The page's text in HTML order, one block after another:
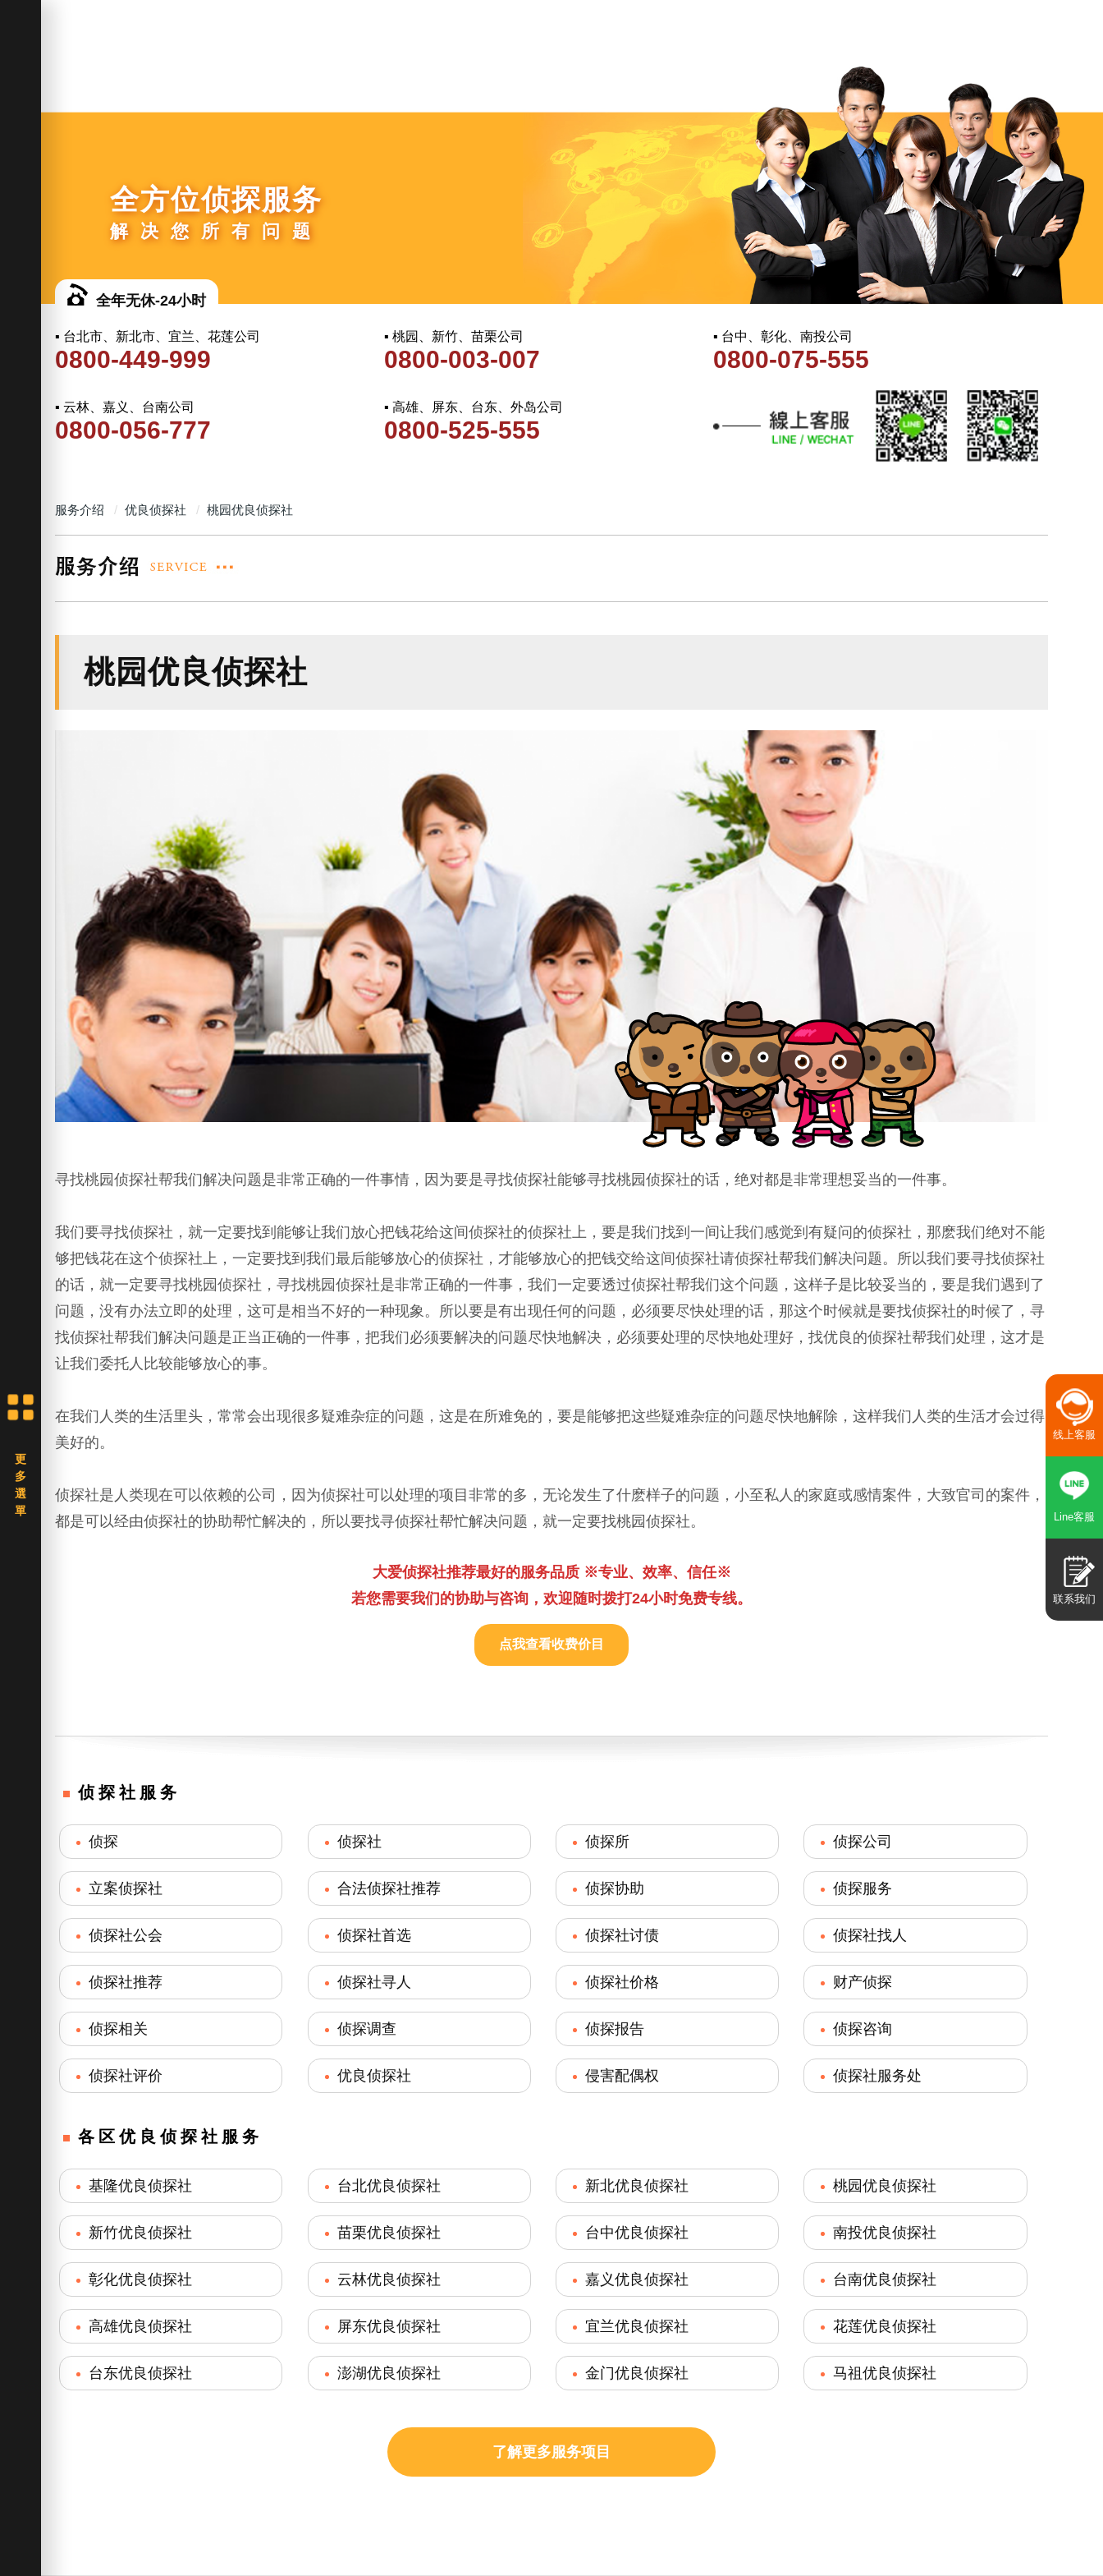
全方位侦探服务
解决您所有问题
全年无休-24小时
▪ 台北市、新北市、宜兰、花莲公司
0800-449-999
▪ 桃园、新竹、苗栗公司
0800-003-007
▪ 台中、彰化、南投公司
0800-075-555
▪ 云林、嘉义、台南公司
0800-056-777
▪ 高雄、屏东、台东、外岛公司
0800-525-555
服务介绍 优良侦探社 桃园优良侦探社
桃园优良侦探社
寻找桃园侦探社帮我们解决问题是非常正确的一件事情，因为要是寻找侦探社能够寻找桃园侦探社的话，绝对都是非常理想妥当的一件事。
我们要寻找侦探社，就一定要找到能够让我们放心把钱花给这间侦探社的侦探社上，要是我们找到一间让我们感觉到有疑问的侦探社，那麽我们绝对不能
够把钱花在这个侦探社上，一定要找到我们最后能够放心的侦探社，才能够放心的把钱交给这间侦探社请侦探社帮我们解决问题。所以我们要寻找侦探社
的话，就一定要寻找桃园侦探社，寻找桃园侦探社是非常正确的一件事，我们一定要透过侦探社帮我们这个问题，这样子是比较妥当的，要是我们遇到了
问题，没有办法立即的处理，这可是相当不好的一种现象。所以要是有出现任何的问题，必须要尽快处理的话，那这个时候就是要找侦探社的时候了，寻
找侦探社帮我们解决问题是正当正确的一件事，把我们必须要解决的问题尽快地解决，必须要处理的尽快地处理好，找优良的侦探社帮我们处理，这才是
让我们委托人比较能够放心的事。
在我们人类的生活里头，常常会出现很多疑难杂症的问题，这是在所难免的，要是能够把这些疑难杂症的问题尽快地解除，这样我们人类的生活才会过得
美好的。
侦探社是人类现在可以依赖的公司，因为侦探社可以处理的项目非常的多，无论发生了什麽样子的问题，小至私人的家庭或感情案件，大致官司的案件，
都是可以经由侦探社的协助帮忙解决的，所以要找寻侦探社帮忙解决问题，就一定要找桃园侦探社。
大爱侦探社推荐最好的服务品质 ※专业、效率、信任※
若您需要我们的协助与咨询，欢迎随时拨打24小时免费专线。
点我查看收费价目
侦探社服务
侦探 侦探社 侦探所 侦探公司
立案侦探社 合法侦探社推荐 侦探协助 侦探服务
侦探社公会 侦探社首选 侦探社讨债 侦探社找人
侦探社推荐 侦探社寻人 侦探社价格 财产侦探
侦探相关 侦探调查 侦探报告 侦探咨询
侦探社评价 优良侦探社 侵害配偶权 侦探社服务处
各区优良侦探社服务
基隆优良侦探社 台北优良侦探社 新北优良侦探社 桃园优良侦探社
新竹优良侦探社 苗栗优良侦探社 台中优良侦探社 南投优良侦探社
彰化优良侦探社 云林优良侦探社 嘉义优良侦探社 台南优良侦探社
高雄优良侦探社 屏东优良侦探社 宜兰优良侦探社 花莲优良侦探社
台东优良侦探社 澎湖优良侦探社 金门优良侦探社 马祖优良侦探社
了解更多服务项目
线上客服
Line客服
联系我们